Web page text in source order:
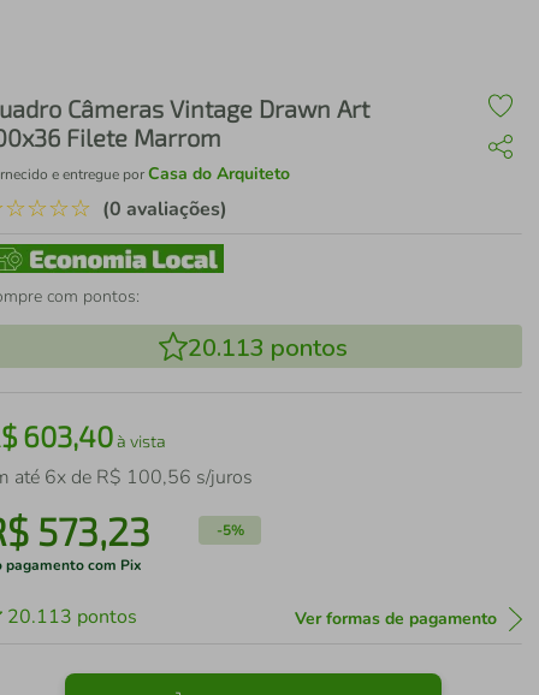
Câmeras Vintage Drawn Art
Filete Marrom
e entregue porCasa do Arquiteto
☆☆☆☆ (0 avaliações)
com pontos:
20.113 pontos
603,40à vista
até 6x de R$ 100,56 s/juros
573,23 -5%
pagamento com Pix
20.113 pontos Ver formas de pagamento